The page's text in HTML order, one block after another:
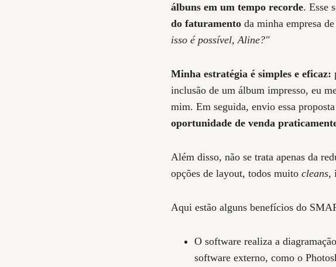
álbuns em um tempo recorde. Esse
do faturamento da minha empresa
isso é possível, Aline?"
Minha estratégia é simples e eficaz:
inclusão de um álbum impresso, eu
mim. Em seguida, envio essa
oportunidade de venda
Além disso, não se trata apenas da
opções de layout, todos muito cleans,
Aqui estão alguns benefícios do
O software realiza a
software externo, como o